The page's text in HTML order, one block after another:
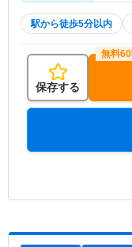
駅から徒歩5分以内
保存する